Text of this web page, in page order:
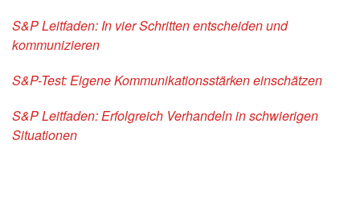
S&P Leitfaden: In vier Schritten entscheiden und
kommunizieren
S&P-Test: Eigene Kommunikationsstärken einschätzen
S&P Leitfaden: Erfolgreich Verhandeln in schwierigen
Situationen